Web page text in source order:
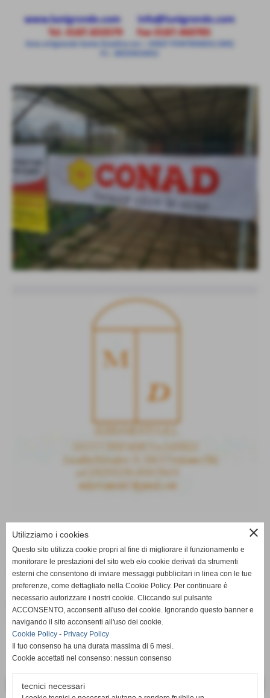
3° Giornata - Commento del
mister
28-09-2009- Partite di Campionato
E´ già online l´attesissimo commento del mister.
Votate il suo sondaggio!!!
<< PRECEDENTE
close
Utilizziamo i cookies
Questo sito utilizza cookie propri al fine di migliorare il funzionamento e
monitorare le prestazioni del sito web e/o cookie derivati da strumenti
esterni che consentono di inviare messaggi pubblicitari in linea con le tue
preferenze, come dettagliato nella Cookie Policy. Per continuare è
necessario autorizzare i nostri cookie. Cliccando sul pulsante
ACCONSENTO, acconsenti all'uso dei cookie. Ignorando questo banner e
navigando il sito acconsenti all'uso dei cookie.
Cookie Policy - Privacy Policy
Il tuo consenso ha una durata massima di 6 mesi.
Cookie accettati nel consenso: nessun consenso
tecnici necessari